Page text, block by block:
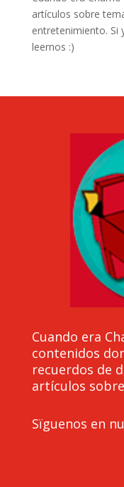
artículos sobre
entretenimiento. Si
leernos :)
Cuando era
contenidos
recuerdos de
artículos
Sïguenos en